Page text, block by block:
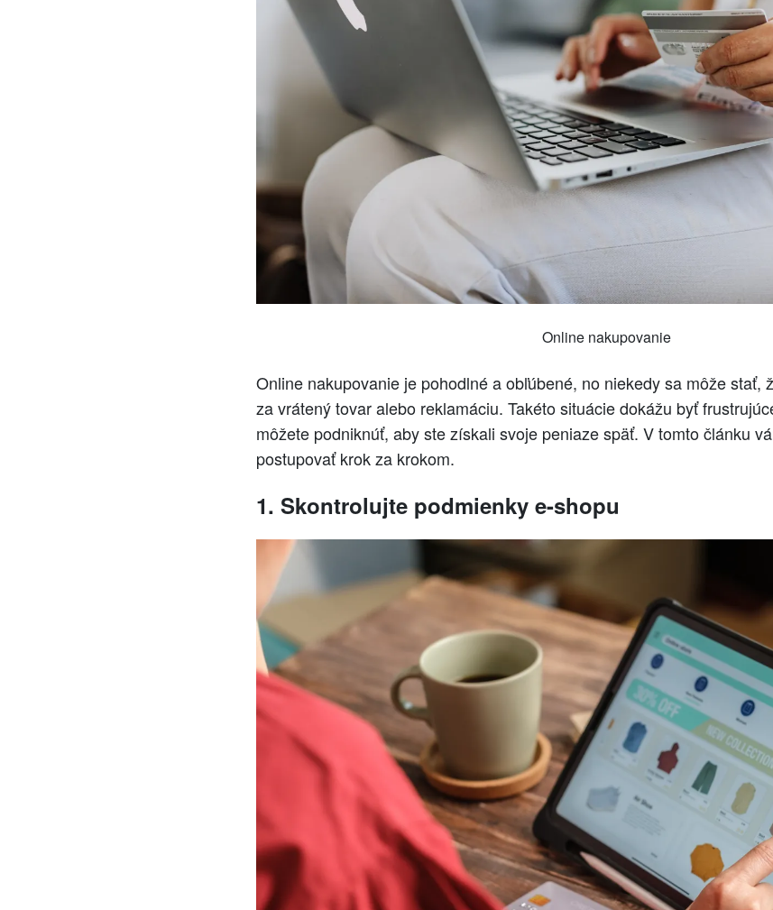
Online nakupovanie
Online nakupovanie je pohodlné a obľúbené, no niekedy sa môže stať,
za vrátený tovar alebo reklamáciu. Takéto situácie dokážu byť
môžete podniknúť, aby ste získali svoje peniaze späť. V tomto článku
postupovať krok za krokom.
1. Skontrolujte podmienky e-shopu